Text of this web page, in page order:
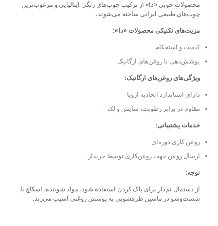
محصولات چوبی «دا» از ترکیب چوب‌های رنگی ایتالیایی و مرغوب‌ترین
چوب‌های طبیعی ایرانی ساخته می‌شوند.
مزیت‌های تکنیکی محصولات «دا»:
کیفیت و استحکام
پوشش‌دهی با روغن‌های ارگانیک
ویژگی‌های روغن‌های ارگانیک:
دارای استاندارد اتحادیه اروپا
مقاوم در برابر رطوبت، سایش و لک
خدمات پشتیبانی:
روغن کاری دوره‌ای
ارسال روغن جهت روغن‌کاری توسط خریدار
توجه:
از دستمال نم‌دار برای پاک کردن استفاده شود. مواد شوینده، اسکاچ یا
شست‌وشو در ماشین ظرفشویی به پوشش روغنی آسیب می‌زند.